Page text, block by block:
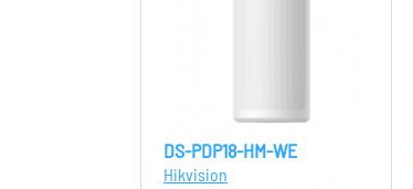
DS-PDP18-HM-WE
Hikvision